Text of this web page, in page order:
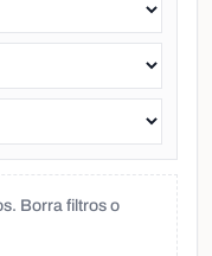
Borra filtros o